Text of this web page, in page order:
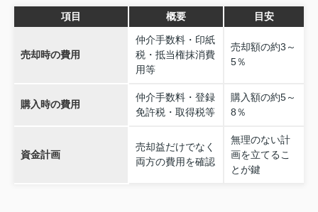
項目 概要 目安
売却時の費用
仲介手数料・印紙
税・抵当権抹消費
用等
売却額の約3～
5％
購入時の費用
仲介手数料・登録
免許税・取得税等
購入額の約5～
8％
資金計画
売却益だけでなく
両方の費用を確認
無理のない計
画を立てるこ
とが鍵